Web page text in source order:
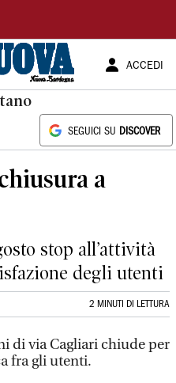
ACCEDI
SEGUICI SU DISCOVER
a
stop all’attività
degli utenti
2 MINUTI DI LETTURA
di via Cagliari chiude per
fra gli utenti.